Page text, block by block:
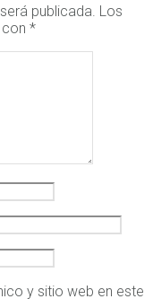
publicada. Los
*
y sitio web en este